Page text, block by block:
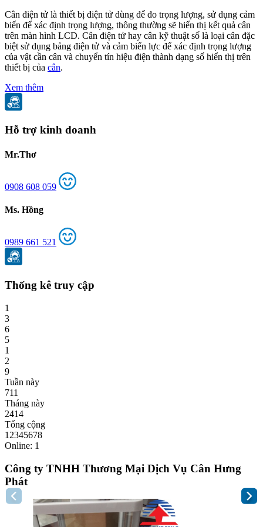
Cân điện tử là thiết bị điện tử dùng để đo trọng lượng, sử dụng cảm
biến để xác định trọng lượng, thông thường sẽ hiển thị kết quả cân
trên màn hình LCD. Cân điện tử hay cân kỹ thuật số là loại cân đặc
biệt sử dụng bảng điện tử và cảm biến lực để xác định trọng lượng
của vật cần cân và chuyển tín hiệu điện thành dạng số hiển thị trên
thiết bị của cân.
Xem thêm
Hỗ trợ kinh doanh
Mr.Thơ
0908 608 059
Ms. Hồng
0989 661 521
Thống kê truy cập
1
3
6
5
1
2
9
Tuần này
711
Tháng này
2414
Tổng cộng
12345678
Online: 1
Công ty TNHH Thương Mại Dịch Vụ Cân Hưng
Phát